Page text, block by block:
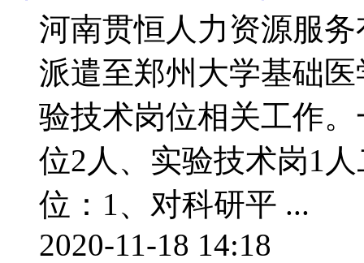
河南贯恒人力资源服
派遣至郑州大学基础
验技术岗位相关工作
位2人、实验技术岗1
位：1、对科研平 ...
2020-11-18 14:18